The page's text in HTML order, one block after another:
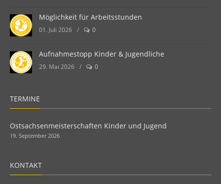
Möglichkeit für Arbeitsstunden
01. Juli 2026 / 0
Aufnahmestopp Kinder & Jugendliche
29. Mai 2026 / 0
TERMINE
Ostsachsenmeisterschaften Kinder und Jugend
19. September 2026
KONTAKT